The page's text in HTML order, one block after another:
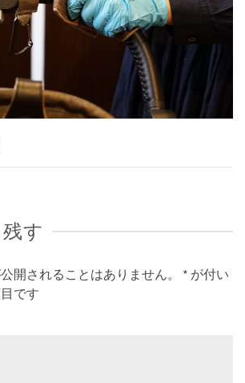
す
開されることはありません。 * が付い
です